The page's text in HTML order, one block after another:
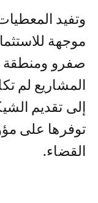
وتفيد
موجهة
صفرو ومنطقة
المشاريع لم
إلى تقديم
توفرها على
القضاء.